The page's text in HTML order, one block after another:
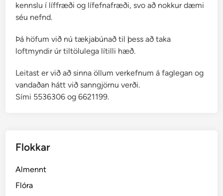
kennslu í líffræði og lífefnafræði, svo að nokkur dæmi
séu nefnd.
Þá höfum við nú tækjabúnað til þess að taka
loftmyndir úr tiltölulega lítilli hæð.
Leitast er við að sinna öllum verkefnum á faglegan og
vandaðan hátt við sanngjörnu verði.
Sími 5536306 og 6621199.
Flokkar
Almennt
Flóra